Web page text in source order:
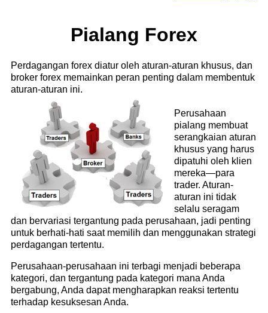
Pialang Forex
Perdagangan forex diatur oleh aturan-aturan khusus, dan
broker forex memainkan peran penting dalam membentuk
aturan-aturan ini.
Perusahaan
pialang membuat
serangkaian aturan
khusus yang harus
dipatuhi oleh klien
mereka—para
trader. Aturan-
aturan ini tidak
selalu seragam
dan bervariasi tergantung pada perusahaan, jadi penting
untuk berhati-hati saat memilih dan menggunakan strategi
perdagangan tertentu.
Perusahaan-perusahaan ini terbagi menjadi beberapa
kategori, dan tergantung pada kategori mana Anda
bergabung, Anda dapat mengharapkan reaksi tertentu
terhadap kesuksesan Anda.